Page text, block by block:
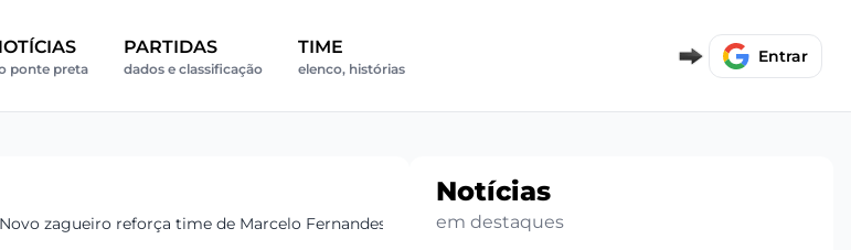
ponte preta
PARTIDAS
dados e classificação
TIME
elenco, histórias
Entrar
zagueiro reforça time de Marcelo Fernandes
Notícias
em destaques